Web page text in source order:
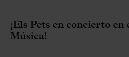
¡Els Pets en concierto en
Música!